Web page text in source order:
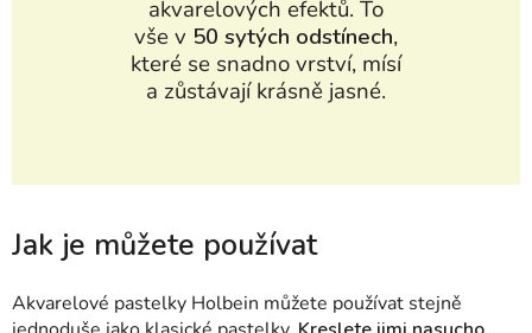
akvarelových efektů. To
vše v 50 sytých odstínech,
které se snadno vrství, mísí
a zůstávají krásně jasné.
Jak je můžete používat
Akvarelové pastelky Holbein můžete používat stejně